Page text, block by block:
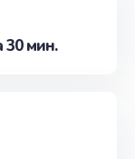
30 мин.